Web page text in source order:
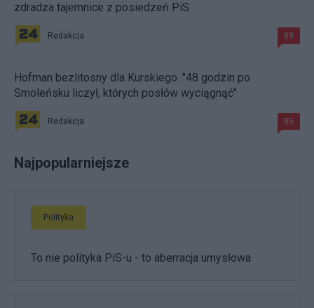
zdradza tajemnice z posiedzeń PiS
Redakcja 89
Hofman bezlitosny dla Kurskiego. "48 godzin po
Smoleńsku liczył, których posłów wyciągnąć"
Redakcja 85
Najpopularniejsze
Polityka
To nie polityka PiS-u - to aberracja umysłowa